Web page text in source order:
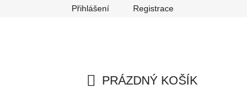
Reklamace Odstoupení od smlouvy
Přihlášení Registrace
PRÁZDNÝ KOŠÍK